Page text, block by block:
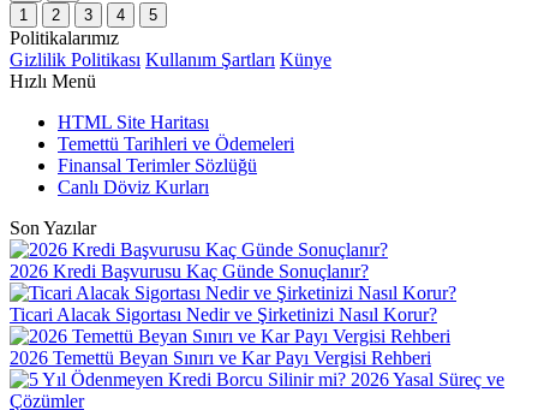
1
2 3 4 5
Politikalarımız
Gizlilik Politikası Kullanım Şartları Künye
Hızlı Menü
HTML Site Haritası
Temettü Tarihleri ve Ödemeleri
Finansal Terimler Sözlüğü
Canlı Döviz Kurları
Son Yazılar
2026 Kredi Başvurusu Kaç Günde Sonuçlanır?
Ticari Alacak Sigortası Nedir ve Şirketinizi Nasıl Korur?
2026 Temettü Beyan Sınırı ve Kar Payı Vergisi Rehberi